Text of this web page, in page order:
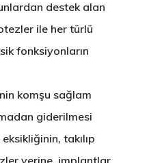
destek alan
ile her türlü
fonksiyonların
komşu sağlam
giderilmesi
takılıp
yerine, implantlar